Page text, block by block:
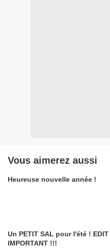
Vous aimerez aussi
Heureuse nouvelle année !
Un PETIT SAL pour l'été ! EDIT
IMPORTANT !!!